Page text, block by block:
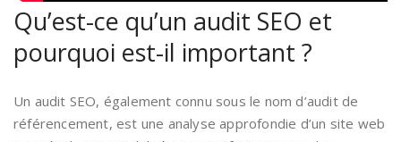
Qu’est-ce qu’un audit SEO et
pourquoi est-il important ?
Un audit SEO, également connu sous le nom d’audit de
référencement, est une analyse approfondie d’un site web